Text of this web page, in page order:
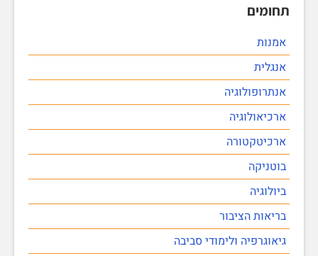
תחומים
אמנות
אנגלית
אנתרופולוגיה
ארכיאולוגיה
ארכיטקטורה
בוטניקה
ביולוגיה
בריאות הציבור
גיאוגרפיה ולימודי סביבה